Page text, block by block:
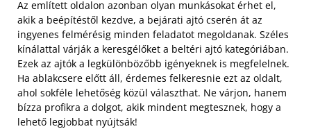
Az említett oldalon azonban olyan munkásokat érhet el,
akik a beépítéstől kezdve, a bejárati ajtó cserén át az
ingyenes felmérésig minden feladatot megoldanak. Széles
kínálattal várják a keresgélőket a beltéri ajtó kategóriában.
Ezek az ajtók a legkülönbözőbb igényeknek is megfelelnek.
Ha ablakcsere előtt áll, érdemes felkeresnie ezt az oldalt,
ahol sokféle lehetőség közül választhat. Ne várjon, hanem
bízza profikra a dolgot, akik mindent megtesznek, hogy a
lehető legjobbat nyújtsák!